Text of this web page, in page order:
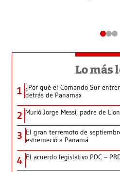
Lo más
1 ¿Por qué el Comando Sur
detrás de Panamax
2 Murió Jorge Messi, padre de
3 El gran terremoto de
estremeció a Panamá
4 El acuerdo legislativo PDC –